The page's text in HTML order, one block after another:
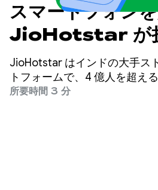
スマートフォン
JioHotstar が
式デバイスとタ
に UX を最適化
JioHotstar はインドの大手ス
トフォームで、4 億人を超え
を提供しています。
所要時間 3 分